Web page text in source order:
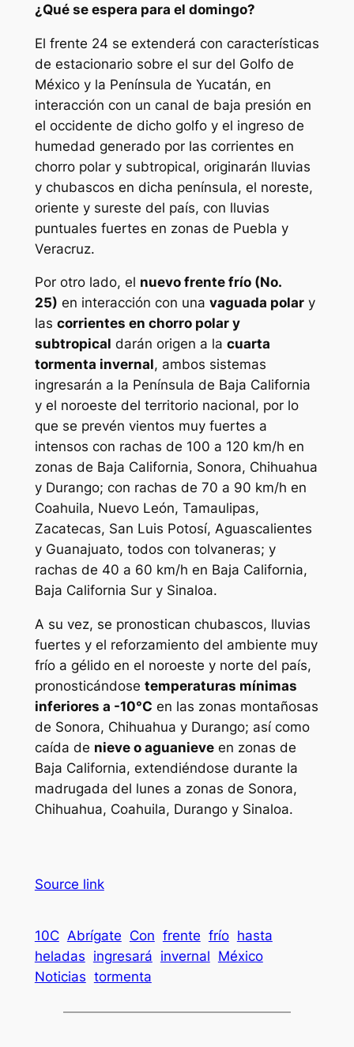
¿Qué se espera para el domingo?
El frente 24 se extenderá con características
de estacionario sobre el sur del Golfo de
México y la Península de Yucatán, en
interacción con un canal de baja presión en
el occidente de dicho golfo y el ingreso de
humedad generado por las corrientes en
chorro polar y subtropical, originarán lluvias
y chubascos en dicha península, el noreste,
oriente y sureste del país, con lluvias
puntuales fuertes en zonas de Puebla y
Veracruz.
Por otro lado, el nuevo frente frío (No.
25) en interacción con una vaguada polary
las corrientes en chorro polar y
subtropical darán origen a la cuarta
tormenta invernal, ambos sistemas
ingresarán a la Península de Baja California
y el noroeste del territorio nacional, por lo
que se prevén vientos muy fuertes a
intensos con rachas de 100 a 120 km/h en
zonas de Baja California, Sonora, Chihuahua
y Durango; con rachas de 70 a 90 km/h en
Coahuila, Nuevo León, Tamaulipas,
Zacatecas, San Luis Potosí, Aguascalientes
y Guanajuato, todos con tolvaneras; y
rachas de 40 a 60 km/h en Baja California,
Baja California Sur y Sinaloa.
A su vez, se pronostican chubascos, lluvias
fuertes y el reforzamiento del ambiente muy
frío a gélido en el noroeste y norte del país,
pronosticándose temperaturas mínimas
inferiores a -10°C en las zonas montañosas
de Sonora, Chihuahua y Durango; así como
caída de nieve o aguanieveen zonas de
Baja California, extendiéndose durante la
madrugada del lunes a zonas de Sonora,
Chihuahua, Coahuila, Durango y Sinaloa.
Source link
10C Abrígate Con frente frío hasta
heladas ingresará invernal México
Noticias tormenta